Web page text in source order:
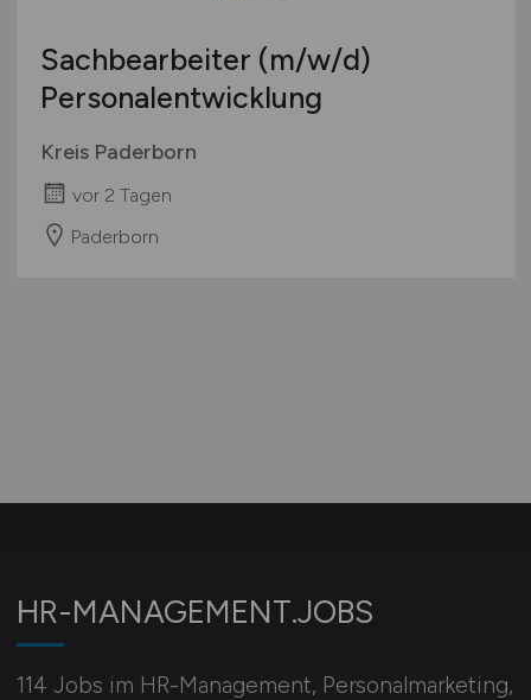
Sachbearbeiter (m/w/d)
Personalentwicklung
Kreis Paderborn
vor 2 Tagen
Paderborn
HR-MANAGEMENT.JOBS
114 Jobs im HR-Management, Personal­marketing,